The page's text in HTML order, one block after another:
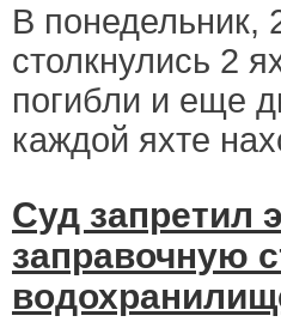
В понедельник,
столкнулись 2
погибли и еще
каждой яхте
Суд запретил
заправочную